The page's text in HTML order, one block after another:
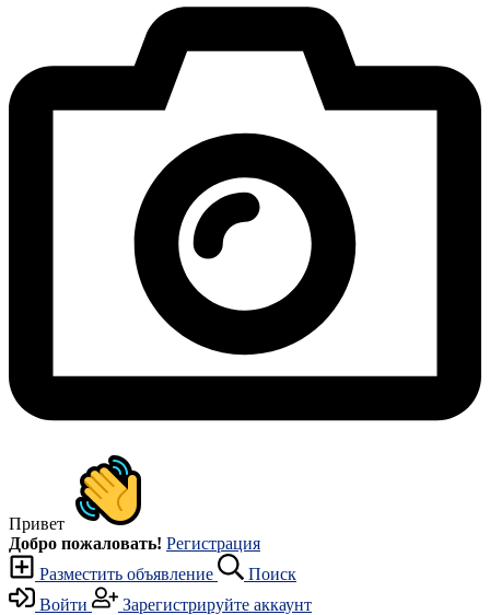
Привет
Добро пожаловать! Регистрация
Разместить объявление
Поиск
Войти
Зарегистрируйте аккаунт